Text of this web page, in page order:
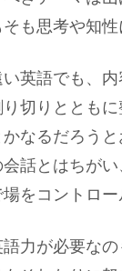
も思考や知
英語でも、
切りととも
なるだろう
話とはちが
をコントロ
力が必要な